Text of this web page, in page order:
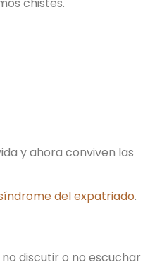
chistes.
y ahora conviven las
del expatriado.
discutir o no escuchar